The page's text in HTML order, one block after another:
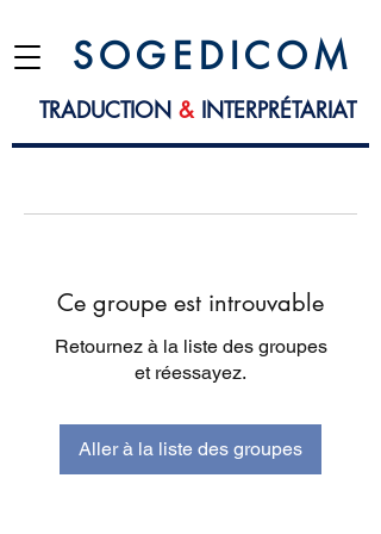
S O G E D I C O M
TRADUCTION &INTERPRÉTARIAT
Ce groupe est introuvable
Retournez à la liste des groupes
et réessayez.
Aller à la liste des groupes